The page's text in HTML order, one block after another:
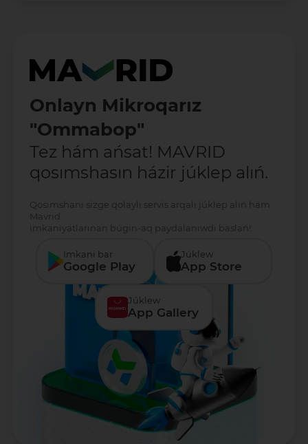
Onlayn Mikroqarız
"Ommabop"
Tez hám ańsat! MAVRID
qosımshasın házir júklep alıń.
Qosımshanı sizge qolaylı servis arqalı júklep alıń hám
Mavrid
imkaniyatlarınan búgin-aq paydalanıwdı baslań!:
Imkani bar
Google Play
Júklew
App Store
Júklew
App Gallery